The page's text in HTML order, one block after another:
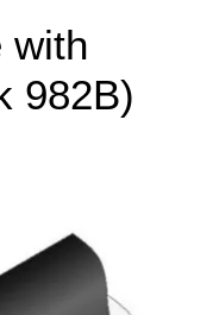
with
982B)